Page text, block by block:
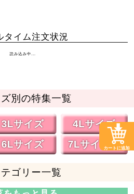
タイム注文状況
読み込み中...
別の特集一覧
3Lサイズ
4Lサイズ
6Lサイズ 7Lサイズ～
ゴリー一覧
カートに追加